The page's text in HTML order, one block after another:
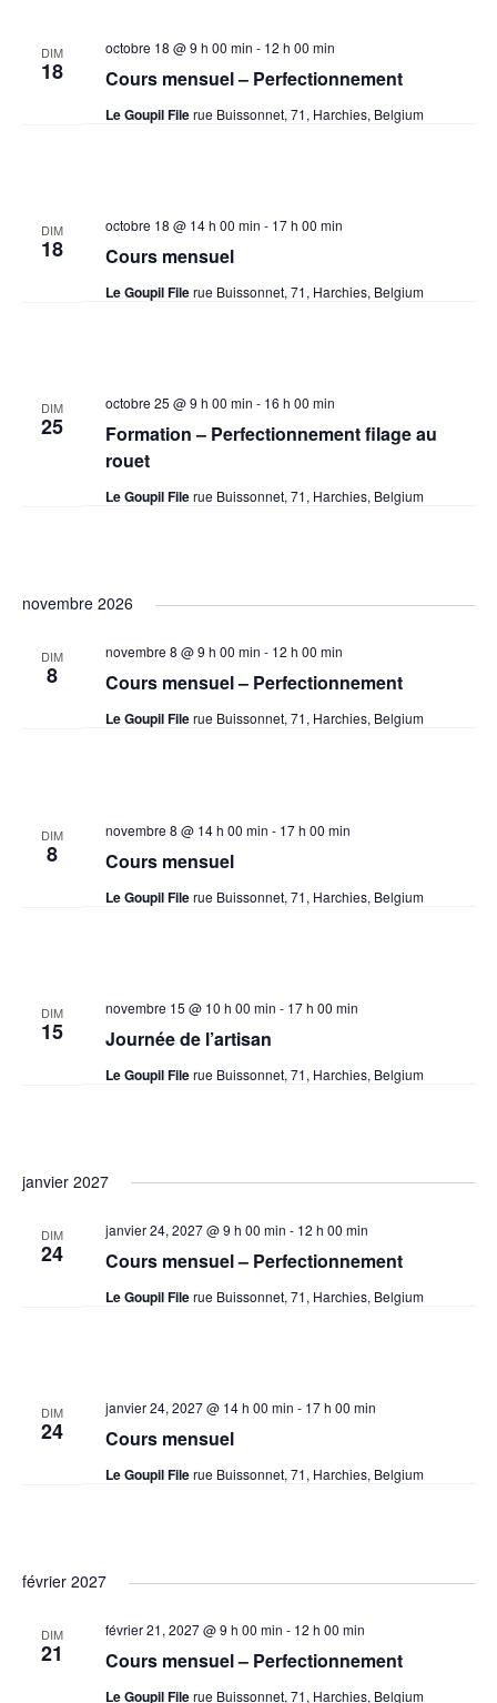
DIM
18 Cours mensuel – Perfectionnement
octobre 18 @ 9 h 00 min - 12 h 00 min
Le Goupil Filerue Buissonnet, 71, Harchies, Belgium
DIM
18 Cours mensuel
octobre 18 @ 14 h 00 min - 17 h 00 min
Le Goupil Filerue Buissonnet, 71, Harchies, Belgium
DIM
25
Formation – Perfectionnement filage au
rouet
octobre 25 @ 9 h 00 min - 16 h 00 min
Le Goupil Filerue Buissonnet, 71, Harchies, Belgium
novembre 2026
DIM
8 Cours mensuel – Perfectionnement
novembre 8 @ 9 h 00 min - 12 h 00 min
Le Goupil Filerue Buissonnet, 71, Harchies, Belgium
DIM
8 Cours mensuel
novembre 8 @ 14 h 00 min - 17 h 00 min
Le Goupil Filerue Buissonnet, 71, Harchies, Belgium
DIM
15 Journée de l’artisan
novembre 15 @ 10 h 00 min - 17 h 00 min
Le Goupil Filerue Buissonnet, 71, Harchies, Belgium
janvier 2027
DIM
24 Cours mensuel – Perfectionnement
janvier 24, 2027 @ 9 h 00 min - 12 h 00 min
Le Goupil Filerue Buissonnet, 71, Harchies, Belgium
DIM
24 Cours mensuel
janvier 24, 2027 @ 14 h 00 min - 17 h 00 min
Le Goupil Filerue Buissonnet, 71, Harchies, Belgium
février 2027
DIM
21 Cours mensuel – Perfectionnement
février 21, 2027 @ 9 h 00 min - 12 h 00 min
Le Goupil Filerue Buissonnet, 71, Harchies, Belgium